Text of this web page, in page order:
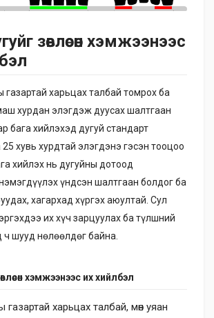
зөвлөсөн хэмжээнээс
газартай харьцах талбай томрох ба
хурдан элэгдэж дуусах шалтгаан
бага хийлэхэд дугуй стандарт
хувь хурдтай элэгдэнэ гэсэн тооцоо
хийлэх нь дугуйны дотоод
үндсэн шалтгаан болдог ба
хагархад хүргэх аюултай. Сул
их хүч зарцуулах ба түлшний
ч шууд нөлөөлдөг байна.
хэмжээнээс их хийлбэл
газартай харьцах талбай, мөн уяан